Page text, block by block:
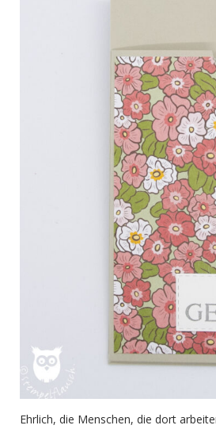
Ehrlich, die Menschen, die dort